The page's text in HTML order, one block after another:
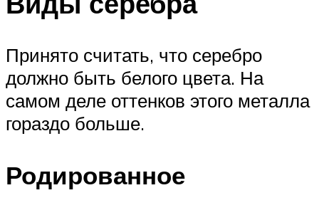
Принято считать, что серебро
должно быть белого цвета. На
самом деле оттенков этого металла
гораздо больше.
Родированное